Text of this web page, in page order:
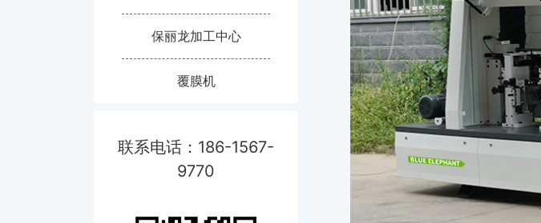
保丽龙加工中心
覆膜机
联系电话：186-1567-
9770